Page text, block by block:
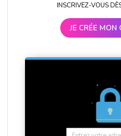
INSCRIVEZ-VOUS
JE CRÉE MON